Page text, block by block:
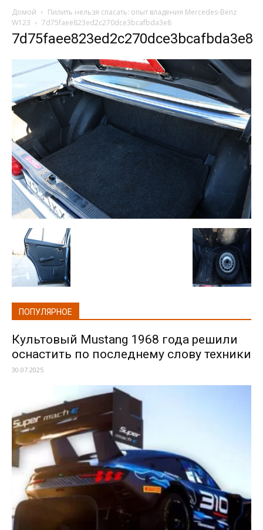
Домой
Пилить нельзя спасать: опыт владения Mercedes-Benz
W123
7d75faee823ed2c270dce3bcafbda3e8
7d75faee823ed2c270dce3bcafbda3e8
ПОПУЛЯРНОЕ
Культовый Mustang 1968 года решили
оснастить по последнему слову техники
30.07.2025